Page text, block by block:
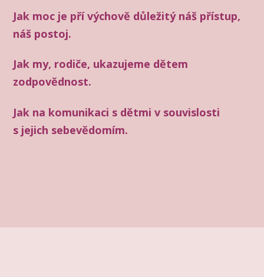
Jak moc je pří výchově důležitý náš přístup,
náš postoj.
Jak my, rodiče, ukazujeme dětem
zodpovědnost.
Jak na komunikaci s dětmi v souvislosti
s jejich sebevědomím.